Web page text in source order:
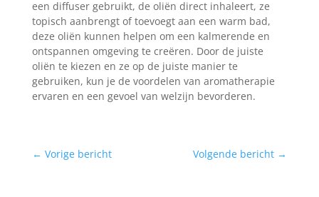
een diffuser gebruikt, de oliën direct inhaleert, ze
topisch aanbrengt of toevoegt aan een warm bad,
deze oliën kunnen helpen om een kalmerende en
ontspannen omgeving te creëren. Door de juiste
oliën te kiezen en ze op de juiste manier te
gebruiken, kun je de voordelen van aromatherapie
ervaren en een gevoel van welzijn bevorderen.
← Vorige bericht Volgende bericht →